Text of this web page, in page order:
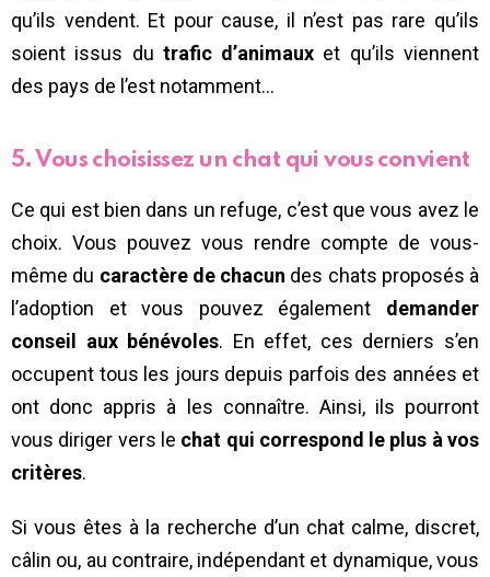
qu’ils vendent. Et pour cause, il n’est pas rare qu’ils
soient issus du trafic d’animaux et qu’ils viennent
des pays de l’est notamment…
5. Vous choisissez un chat qui vous convient
Ce qui est bien dans un refuge, c’est que vous avez le
choix. Vous pouvez vous rendre compte de vous-
même du caractère de chacun des chats proposés à
l’adoption et vous pouvez également demander
conseil aux bénévoles. En effet, ces derniers s’en
occupent tous les jours depuis parfois des années et
ont donc appris à les connaître. Ainsi, ils pourront
vous diriger vers le chat qui correspond le plus à vos
critères.
Si vous êtes à la recherche d’un chat calme, discret,
câlin ou, au contraire, indépendant et dynamique, vous